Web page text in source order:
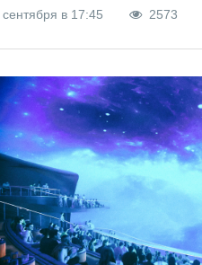
сентября в 17:45 2573